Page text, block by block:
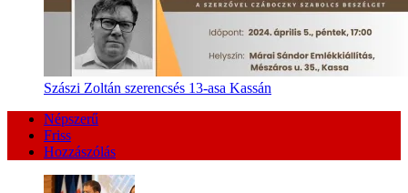
Szászi Zoltán szerencsés 13-asa Kassán
Népszerű
Friss
Hozzászólás